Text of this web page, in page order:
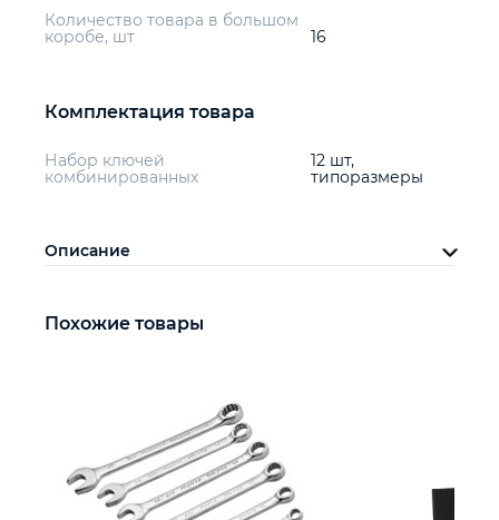
Количество товара в большом
коробе, шт
16
Комплектация товара
Набор ключей
комбинированных
12 шт,
типоразмеры
Описание
Похожие товары